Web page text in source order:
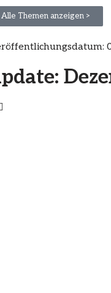
Alle Themen anzeigen >